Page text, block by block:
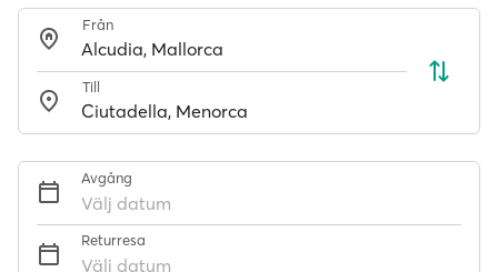
Från
Till
Avgång
Välj datum
Returresa
Välj datum